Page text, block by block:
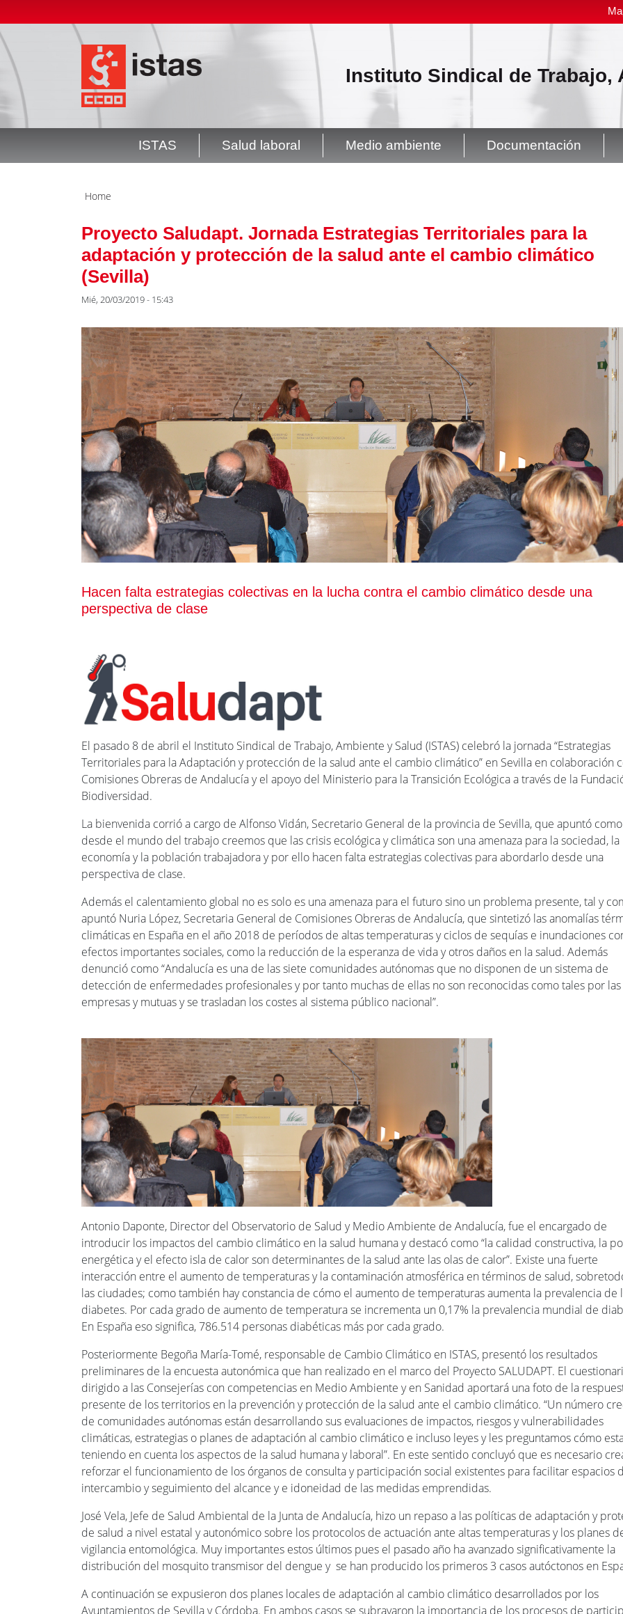
al
contenido
principal
menú
Instituto Sindical de Trabajo,
Navegación
ISTAS Salud laboral Medio ambiente Documentación
Home
Proyecto Saludapt. Jornada Estrategias Territoriales para la
adaptación y protección de la salud ante el cambio climático
(Sevilla)
Mié, 20/03/2019 - 15:43
Hacen falta estrategias colectivas en la lucha contra el cambio climático desde una
perspectiva de clase
El pasado 8 de abril el Instituto Sindical de Trabajo, Ambiente y Salud (ISTAS) celebró la jornada “Estrategias
Territoriales para la Adaptación y protección de la salud ante el cambio climático” en Sevilla en colaboración
Comisiones Obreras de Andalucía y el apoyo del Ministerio para la Transición Ecológica a través de la
Biodiversidad.
La bienvenida corrió a cargo de Alfonso Vidán, Secretario General de la provincia de Sevilla, que apuntó como
desde el mundo del trabajo creemos que las crisis ecológica y climática son una amenaza para la sociedad, la
economía y la población trabajadora y por ello hacen falta estrategias colectivas para abordarlo desde una
perspectiva de clase.
Además el calentamiento global no es solo es una amenaza para el futuro sino un problema presente, tal y
apuntó Nuria López, Secretaria General de Comisiones Obreras de Andalucía, que sintetizó las anomalías
climáticas en España en el año 2018 de períodos de altas temperaturas y ciclos de sequías e inundaciones
efectos importantes sociales, como la reducción de la esperanza de vida y otros daños en la salud. Además
denunció como “Andalucía es una de las siete comunidades autónomas que no disponen de un sistema de
detección de enfermedades profesionales y por tanto muchas de ellas no son reconocidas como tales por las
empresas y mutuas y se trasladan los costes al sistema público nacional”.
Antonio Daponte, Director del Observatorio de Salud y Medio Ambiente de Andalucía, fue el encargado de
introducir los impactos del cambio climático en la salud humana y destacó como “la calidad constructiva, la
energética y el efecto isla de calor son determinantes de la salud ante las olas de calor”. Existe una fuerte
interacción entre el aumento de temperaturas y la contaminación atmosférica en términos de salud,
las ciudades; como también hay constancia de cómo el aumento de temperaturas aumenta la prevalencia de
diabetes. Por cada grado de aumento de temperatura se incrementa un 0,17% la prevalencia mundial de
En España eso significa, 786.514 personas diabéticas más por cada grado.
Posteriormente Begoña María-Tomé, responsable de Cambio Climático en ISTAS, presentó los resultados
preliminares de la encuesta autonómica que han realizado en el marco del Proyecto SALUDAPT. El
dirigido a las Consejerías con competencias en Medio Ambiente y en Sanidad aportará una foto de la
presente de los territorios en la prevención y protección de la salud ante el cambio climático. “Un número
de comunidades autónomas están desarrollando sus evaluaciones de impactos, riesgos y vulnerabilidades
climáticas, estrategias o planes de adaptación al cambio climático e incluso leyes y les preguntamos cómo
teniendo en cuenta los aspectos de la salud humana y laboral”. En este sentido concluyó que es necesario
reforzar el funcionamiento de los órganos de consulta y participación social existentes para facilitar espacios
intercambio y seguimiento del alcance y e idoneidad de las medidas emprendidas.
José Vela, Jefe de Salud Ambiental de la Junta de Andalucía, hizo un repaso a las políticas de adaptación y
de salud a nivel estatal y autonómico sobre los protocolos de actuación ante altas temperaturas y los planes
vigilancia entomológica. Muy importantes estos últimos pues el pasado año ha avanzado significativamente la
distribución del mosquito transmisor del dengue y se han producido los primeros 3 casos autóctonos en
A continuación se expusieron dos planes locales de adaptación al cambio climático desarrollados por los
Ayuntamientos de Sevilla y Córdoba. En ambos casos se subrayaron la importancia de los procesos de